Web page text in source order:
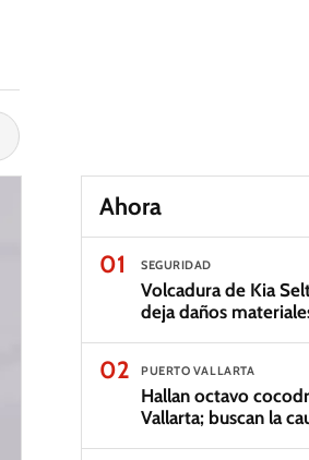
Ahora
01
SEGURIDAD
Volcadura de Kia
deja daños
02 PUERTO VALLARTA
Hallan octavo
Vallarta; buscan la